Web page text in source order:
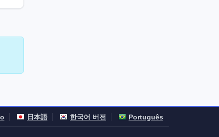
日本語 한국어 버전 Português